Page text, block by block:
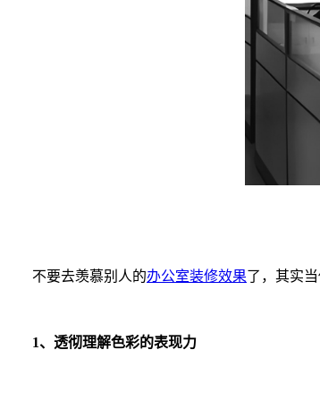
不要去羡慕别人的办公室装修效果了，其实
1、透彻理解色彩的表现力